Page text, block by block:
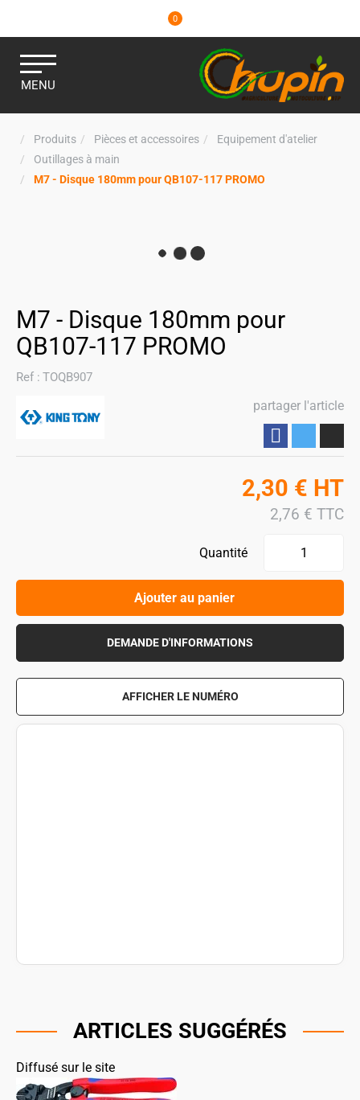
0
MENU
Produits Pièces et accessoires
Equipement d'atelier
Outillages à main
M7 - Disque 180mm pour QB107-117 PROMO
M7 - Disque 180mm pour
QB107-117 PROMO
Ref : TOQB907
partager l'article
2,30 € HT
2,76 € TTC
Quantité
Ajouter au panier
DEMANDE D'INFORMATIONS
AFFICHER LE NUMÉRO
ARTICLES SUGGÉRÉS
Diffusé sur le site